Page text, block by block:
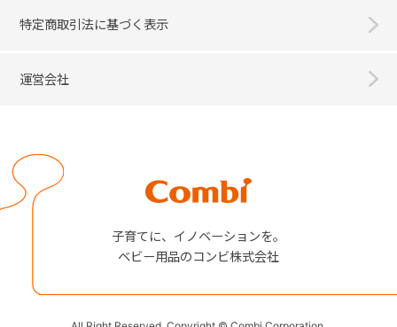
特定商取引法に基づく表示
運営会社
子育てに、イノベーションを。
ベビー用品のコンビ株式会社